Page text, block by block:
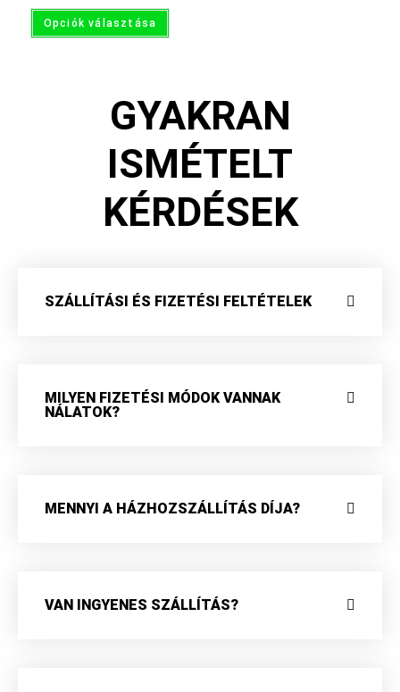
Opciók választása
GYAKRAN
ISMÉTELT
KÉRDÉSEK
SZÁLLÍTÁSI ÉS FIZETÉSI FELTÉTELEK
MILYEN FIZETÉSI MÓDOK VANNAK
NÁLATOK?
MENNYI A HÁZHOZSZÁLLÍTÁS DÍJA?
VAN INGYENES SZÁLLÍTÁS?